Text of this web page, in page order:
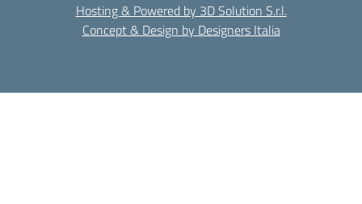
Hosting & Powered by 3D Solution S.r.l.
Concept & Design by Designers Italia